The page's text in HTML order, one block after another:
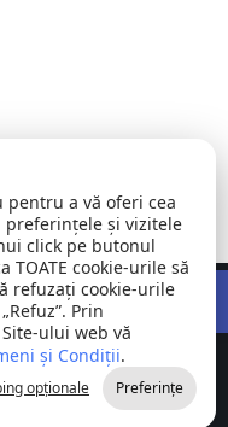
Tulcea
©
2026
Toate
drepturile
rezervate
Publice SRL
pentru a vă oferi cea
preferințele și vizitele
click pe butonul
TOATE cookie-urile să
refuzați cookie-urile
Prin
ului web vă
și Condiții.
opționale Preferințe